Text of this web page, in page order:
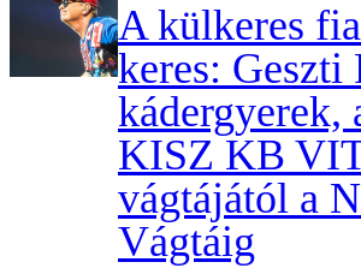
A külkeres
keres: Geszti
kádergyerek,
KISZ KB
vágtájától a
Vágtáig